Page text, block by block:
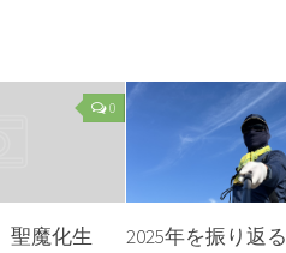
0
魔化生
2025年を振り返る